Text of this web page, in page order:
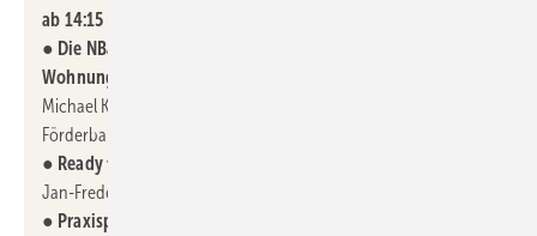
ab 14:15 Uhr:
● Die NBank als Wegbegleiter in eine klimaneutrale
Wohnungswirtschaft
Michael Kiesewetter, Vorstand der NBank, Investitions- und
Förderbank Niedersachsen
● Ready to Heat – Zeitgewinn für die Wohnungswirtschaft
Jan-Frederik Tadge, ClimaBalance-Haus GmbH
● Praxispfad CO